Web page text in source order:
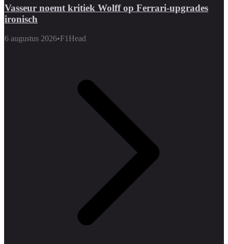
Vasseur noemt kritiek Wolff op Ferrari-upgrades
ironisch
6 augustus 2026•F1Head